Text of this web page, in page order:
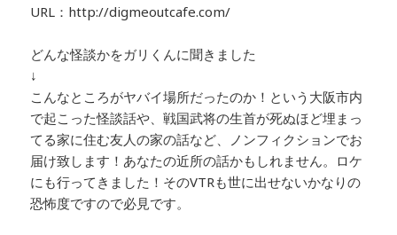
URL：http://digmeoutcafe.com/
どんな怪談かをガリくんに聞きました
↓
こんなところがヤバイ場所だったのか！という大阪市内
で起こった怪談話や、戦国武将の生首が死ぬほど埋まっ
てる家に住む友人の家の話など、ノンフィクションでお
届け致します！あなたの近所の話かもしれません。ロケ
にも行ってきました！そのVTRも世に出せないかなりの
恐怖度ですので必見です。